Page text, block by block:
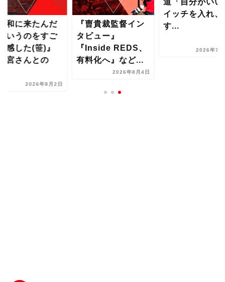
和に来たんだ
いうのをすご
感した(笹)』
宮さんとの
2026年8月2日
『曺貴裁監督イン
タビュー』
『Inside REDS、
有料化へ』など...
2026年8月4日
道「自分がいい
イッチを入れ、
す...
2026年7